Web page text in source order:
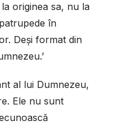
originea sa, nu la
în
Deși format din
al lui Dumnezeu,
Ele nu sunt